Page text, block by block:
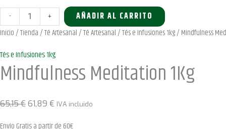
-
Mindfulness
Meditation
cantidad
+ AÑADIR AL CARRITO
Inicio/Tienda/Té Artesanal/Té Artesanal/Tés e Infusiones 1kg/ Mindfulness
Tés e Infusiones 1kg
Mindfulness Meditation 1Kg
65,15€El
61,89 € El
IVA incluido
Envío Gratis a partir de 60€